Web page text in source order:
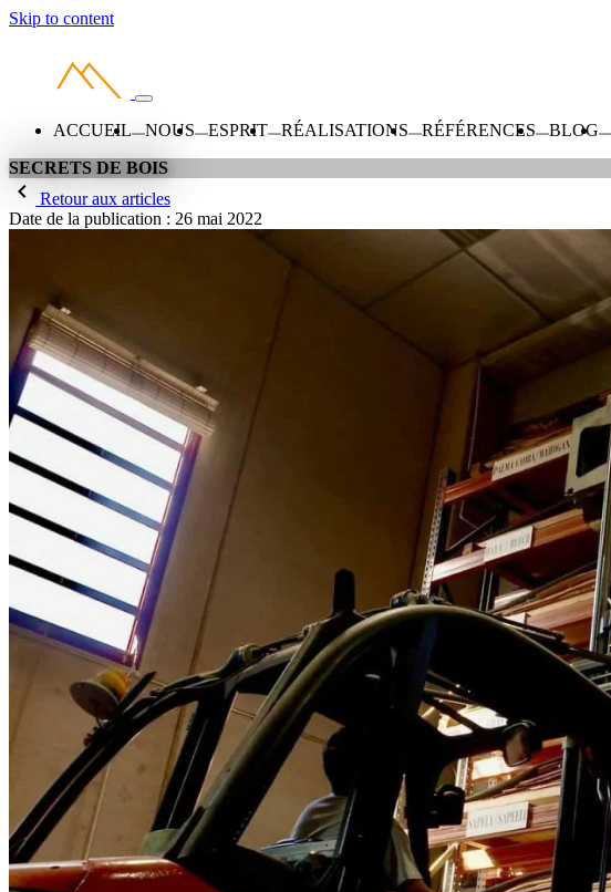
Skip to content
ACCUEIL NOUS ESPRIT RÉALISATIONS RÉFÉRENCES BLOG
SECRETS DE BOIS
Retour aux articles
Date de la publication : 26 mai 2022